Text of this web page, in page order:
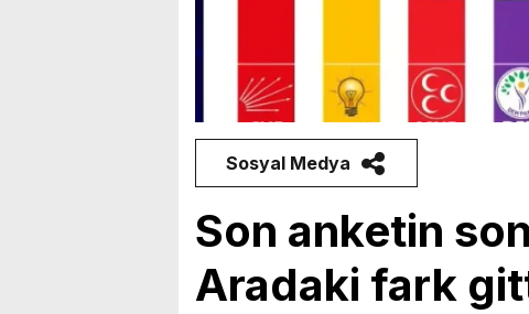
Sosyal Medya
Son anketin
Aradaki fark